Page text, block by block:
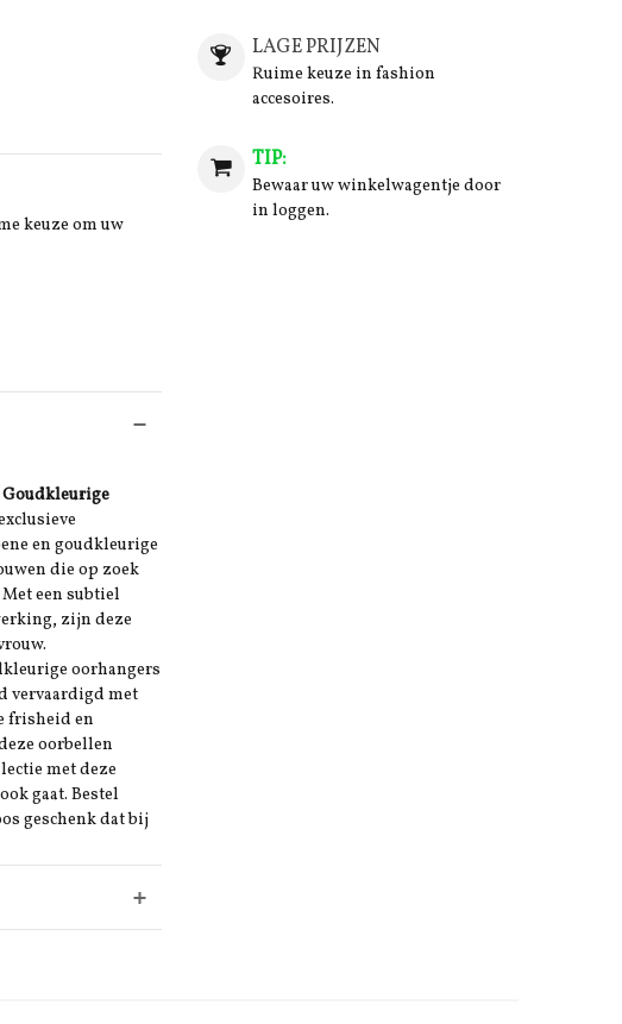
keuze om uw
Goudkleurige
en goudkleurige
die op zoek
een subtiel
zijn deze
oorhangers
vervaardigd met
frisheid en
oorbellen
met deze
gaat. Bestel
geschenk dat bij
LAGE PRIJZEN
Ruime keuze in fashion
accesoires.
TIP:
Bewaar uw winkelwagentje door
in loggen.